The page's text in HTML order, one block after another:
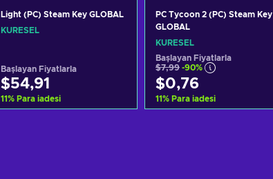
Light (PC) Steam Key GLOBAL
KÜRESEL
Başlayan Fiyatlarla
$54,91
11% Para iadesi
PC Tycoon 2 (PC) Steam Key
GLOBAL
KÜRESEL
Başlayan Fiyatlarla
$7,99 -90%
$0,76
11% Para iadesi